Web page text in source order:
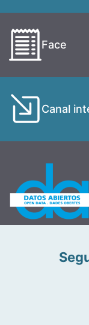
Face
Canal